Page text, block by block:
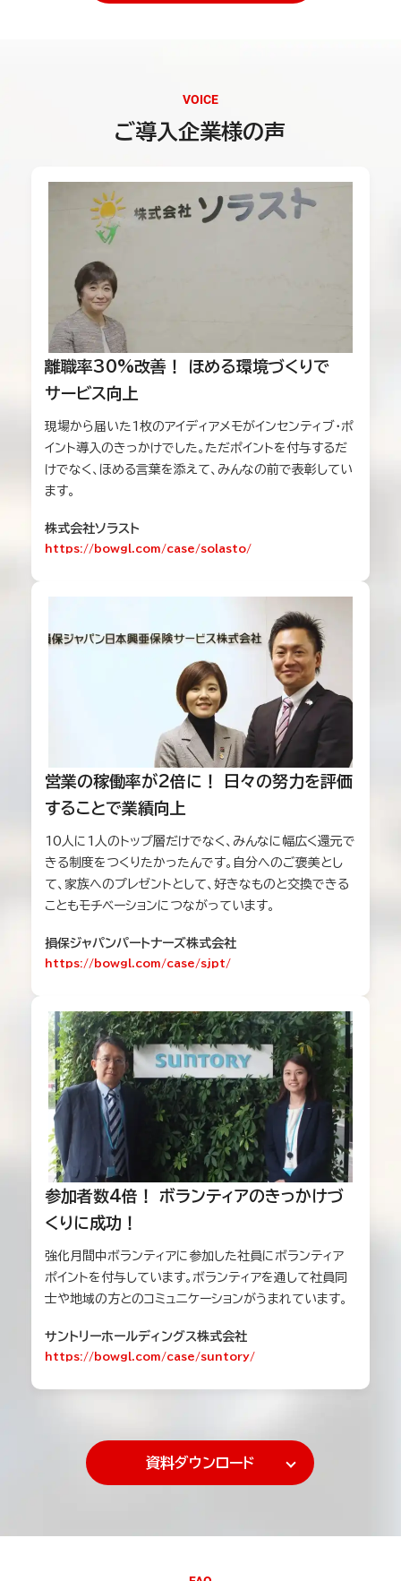
VOICE
ご導入企業様の声
離職率30%改善！ ほめる環境づくりで
サービス向上
現場から届いた1枚のアイディアメモがインセンティブ・ポ
イント導入のきっかけでした。ただポイントを付与するだ
けでなく、ほめる言葉を添えて、みんなの前で表彰してい
ます。
株式会社ソラスト
https://bowgl.com/case/solasto/
営業の稼働率が2倍に！ 日々の努力を評価
することで業績向上
10人に1人のトップ層だけでなく、みんなに幅広く還元で
きる制度をつくりたかったんです。自分へのご褒美とし
て、家族へのプレゼントとして、好きなものと交換できる
こともモチベーションにつながっています。
損保ジャパンパートナーズ株式会社
https://bowgl.com/case/sjpt/
参加者数4倍！ ボランティアのきっかけづ
くりに成功！
強化月間中ボランティアに参加した社員にボランティア
ポイントを付与しています。ボランティアを通して社員同
士や地域の方とのコミュニケーションがうまれています。
サントリーホールディングス株式会社
https://bowgl.com/case/suntory/
資料ダウンロード